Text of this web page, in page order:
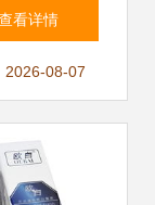
椭圆机踏步
构专利的
力量
看详情
2026-08-07